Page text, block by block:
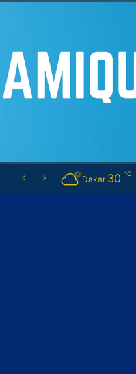
Dakar 30 ℃